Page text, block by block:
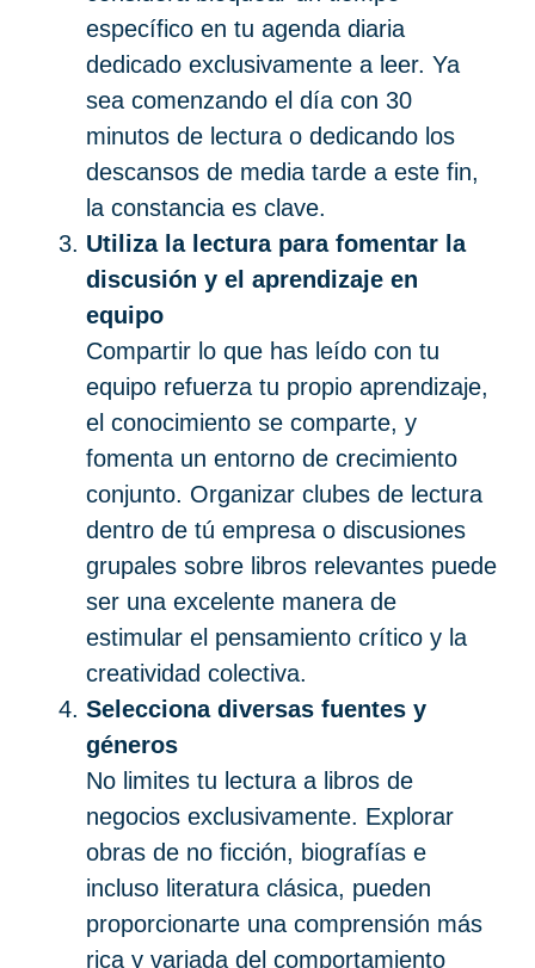
específico en tu agenda diaria
dedicado exclusivamente a leer. Ya
sea comenzando el día con 30
minutos de lectura o dedicando los
descansos de media tarde a este fin,
la constancia es clave.
Utiliza la lectura para fomentar la
discusión y el aprendizaje en
equipo
Compartir lo que has leído con tu
equipo refuerza tu propio aprendizaje,
el conocimiento se comparte, y
fomenta un entorno de crecimiento
conjunto. Organizar clubes de lectura
dentro de tú empresa o discusiones
grupales sobre libros relevantes puede
ser una excelente manera de
estimular el pensamiento crítico y la
creatividad colectiva.
Selecciona diversas fuentes y
géneros
No limites tu lectura a libros de
negocios exclusivamente. Explorar
obras de no ficción, biografías e
incluso literatura clásica, pueden
proporcionarte una comprensión más
rica y variada del comportamiento